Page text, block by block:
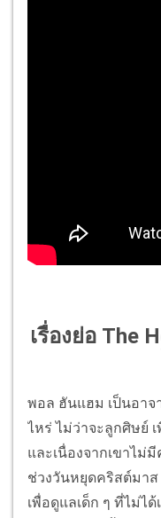
เรื่องย่อ The
พอล ฮันแฮม เป็นอาจ
ไหร่ ไม่ว่าจะลูกศิษย์
และเนื่องจากเขาไม่
ช่วงวันหยุดคริสต์มาส
เพื่อดูแลเด็ก ๆ ที่ไม่ไ